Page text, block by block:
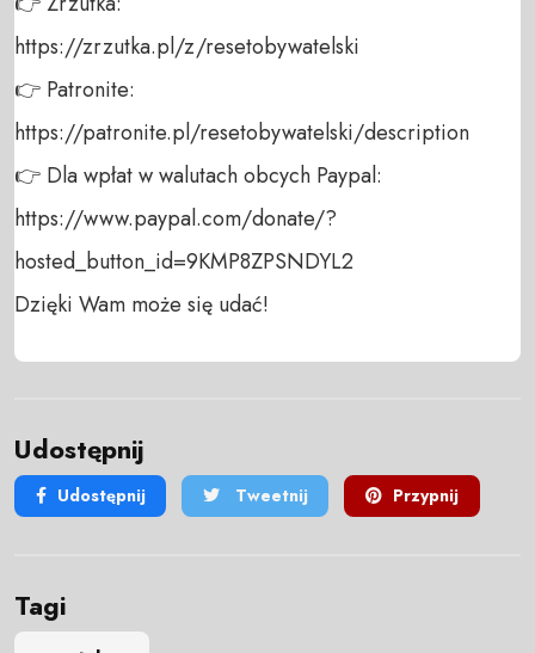
https://zrzutka.pl/z/resetobywatelski
👉 Patronite:
https://patronite.pl/resetobywatelski/description
👉 Dla wpłat w walutach obcych Paypal:
https://www.paypal.com/donate/?
hosted_button_id=9KMP8ZPSNDYL2
Dzięki Wam może się udać!
Udostępnij
Udostępnij Tweetnij Przypnij
Tagi